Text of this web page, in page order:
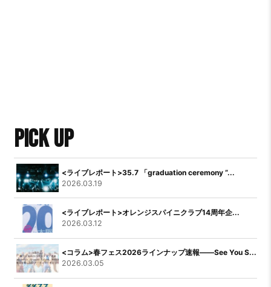
PICK UP
<ライブレポート>35.7 「graduation ceremony “...
2026.03.19
<ライブレポート>オレンジスパイニクラブ14周年企...
2026.03.12
<コラム>春フェス2026ラインナップ速報――See You S...
2026.03.05